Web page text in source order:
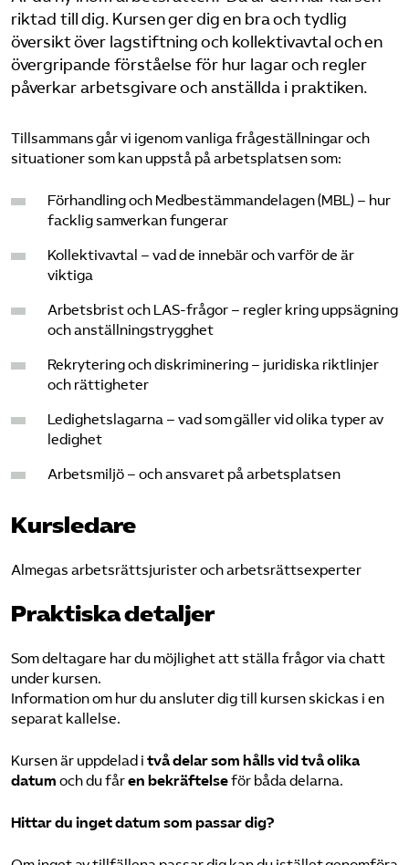
Bli medlem
Logga in på Arbetsgivarguiden
Sök på tagforetagen.se
riktad till dig. Kursen ger dig en bra och tydlig
översikt över lagstiftning och kollektivavtal och en
övergripande förståelse för hur lagar och regler
påverkar arbetsgivare och anställda i praktiken.
Tillsammans går vi igenom vanliga frågeställningar och
situationer som kan uppstå på arbetsplatsen som:
Förhandling och Medbestämmandelagen (MBL) – hur
facklig samverkan fungerar
Kollektivavtal – vad de innebär och varför de är
viktiga
Arbetsbrist och LAS-frågor – regler kring uppsägning
och anställningstrygghet
Rekrytering och diskriminering – juridiska riktlinjer
och rättigheter
Ledighetslagarna – vad som gäller vid olika typer av
ledighet
Arbetsmiljö – och ansvaret på arbetsplatsen
Kursledare
Almegas arbetsrättsjurister och arbetsrättsexperter
Praktiska detaljer
Som deltagare har du möjlighet att ställa frågor via chatt
under kursen.
Information om hur du ansluter dig till kursen skickas i en
separat kallelse.
Kursen är uppdelad i två delar som hålls vid två olika
datum och du fåren bekräftelseför båda delarna.
Hittar du inget datum som passar dig?